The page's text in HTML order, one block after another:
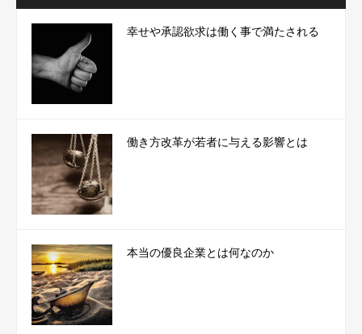
幸せや承認欲求は働く事で満たされる
働き方改革が若者に与える影響とは
本当の優良企業とは何なのか